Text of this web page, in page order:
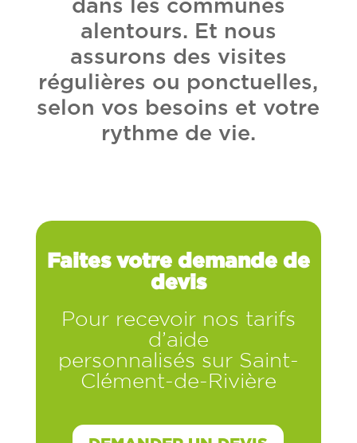
dans les communes
alentours. Et nous
assurons des visites
régulières ou ponctuelles,
selon vos besoins et votre
rythme de vie.
Faites votre demande de
devis
Pour recevoir nos tarifs
d’aide
personnalisés sur Saint-
Clément-de-Rivière